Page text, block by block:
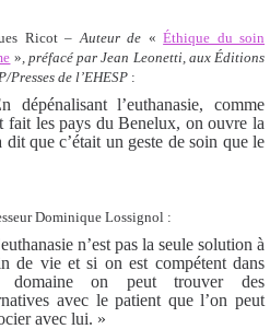
Ricot –Auteur de «Éthique du soin
», préfacé par Jean Leonetti, aux Éditions
Presses de l’EHESP :
dépénalisant l’euthanasie, comme
fait les pays du Benelux, on ouvre la
que c’était un geste de soin que le
Dominique Lossignol :
n’est pas la seule solution à
de vie et si on est compétent dans
domaine on peut trouver des
avec le patient que l’on peut
avec lui. »